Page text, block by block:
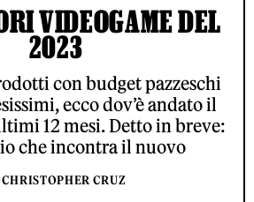
VIDEOGAME DEL
2023
con budget pazzeschi
ecco dov’è andato il
12 mesi. Detto in breve:
che incontra il nuovo
CRUZ